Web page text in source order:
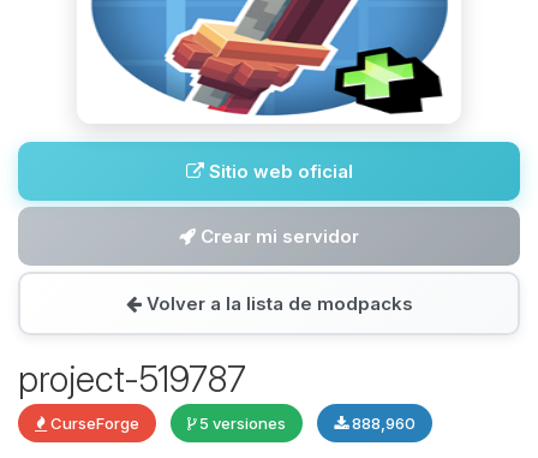
Sitio web oficial
Crear mi servidor
Volver a la lista de modpacks
project-519787
CurseForge 5 versiones 888,960
Yupi, por fin alguien con quien
hablar! Soy Choupy, tu pequeno
asistente de BoxToPlay. Cuentame
que necesitas y moveré mis
pequenos circuitos para ayudarte.